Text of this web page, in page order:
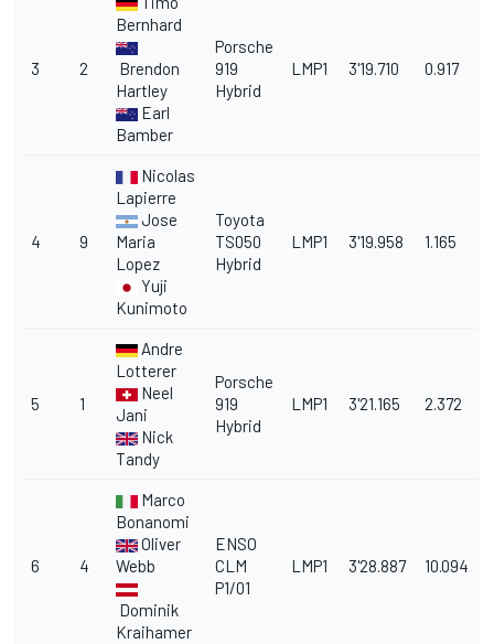
3 2
Bernhard
Brendon
Hartley
Earl
Bamber
Porsche
919
Hybrid
LMP1 3'19.710 0.917
4 9
Nicolas
Lapierre
Jose
Maria
Lopez
Yuji
Kunimoto
Toyota
TS050
Hybrid
LMP1 3'19.958 1.165
5 1
Andre
Lotterer
Neel
Jani
Nick
Tandy
Porsche
919
Hybrid
LMP1 3'21.165 2.372
6 4
Marco
Bonanomi
Oliver
Webb
Dominik
Kraihamer
ENSO
CLM
P1/01
LMP1 3'28.887 10.094